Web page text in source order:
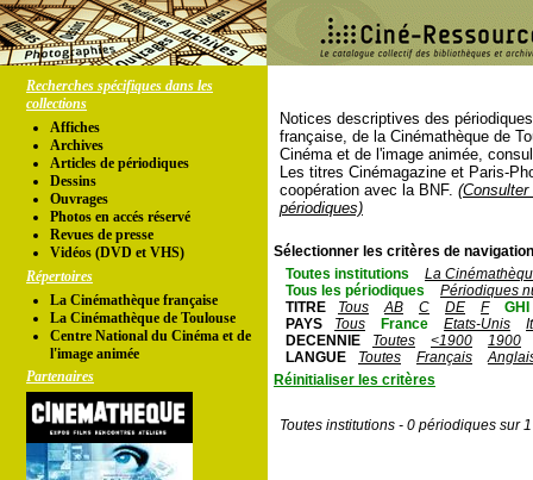
Recherches spécifiques dans les
collections
Affiches
Archives
Articles de périodiques
Dessins
Ouvrages
Photos en accés réservé
Revues de presse
Vidéos (DVD et VHS)
Répertoires
La Cinémathèque française
La Cinémathèque de Toulouse
Centre National du Cinéma et de
l'image animée
Partenaires
Notices descriptives des
française, de la Cinémathèque de
Cinéma et de l'image animée,
Les titres Cinémagazine et Paris-
coopération avec la BNF.
périodiques)
Sélectionner les critères de
Toutes institutions
La
Tous les périodiques
Périodiques
TITRE
Tous AB C DE F
GHI
PAYS
Tous France Etats-Unis
DECENNIE
Toutes <1900
1900
LANGUE
Toutes Français
Réinitialiser les critères
Toutes institutions - 0 périodiques sur